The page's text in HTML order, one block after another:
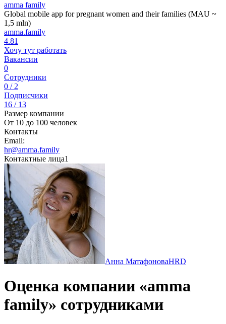
amma family
Global mobile app for pregnant women and their families (MAU ~
1,5 mln)
amma.family
4.81
Хочу тут работать
Вакансии
0
Сотрудники
0 / 2
Подписчики
16 / 13
Размер компании
От 10 до 100 человек
Контакты
Email:
hr@amma.family
Контактные лица1
Анна МатафоноваHRD
Оценка компании «amma
family» сотрудниками